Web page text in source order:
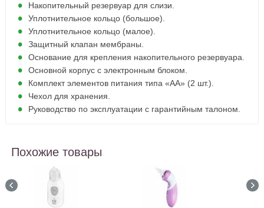
Накопительный резервуар для слизи.
Уплотнительное кольцо (большое).
Уплотнительное кольцо (малое).
Защитный клапан мембраны.
Основание для крепления накопительного резервуара.
Основной корпус с электронным блоком.
Комплект элементов питания типа «АА» (2 шт.).
Чехол для хранения.
Руководство по эксплуатации с гарантийным талоном.
Похожие товары